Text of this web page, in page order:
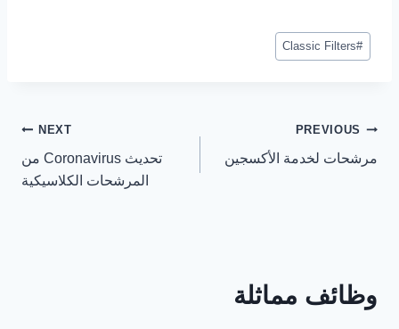
نشر
العلامات:
#
Classic Filters
تصفّح
المقالات
PREVIOUS
مرشحات لخدمة الأكسجين
NEXT
تحديث Coronavirus من
المرشحات الكلاسيكية
وظائف مماثلة